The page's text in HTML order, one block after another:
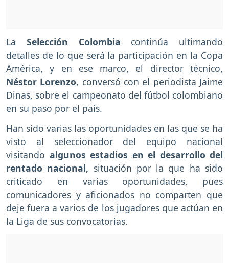
La Selección Colombia continúa ultimando
detalles de lo que será la participación en la Copa
América, y en ese marco, el director técnico,
Néstor Lorenzo, conversó con el periodista Jaime
Dinas, sobre el campeonato del fútbol colombiano
en su paso por el país.
Han sido varias las oportunidades en las que se ha
visto al seleccionador del equipo nacional
visitando algunos estadios en el desarrollo del
rentado nacional, situación por la que ha sido
criticado en varias oportunidades, pues
comunicadores y aficionados no comparten que
deje fuera a varios de los jugadores que actúan en
la Liga de sus convocatorias.